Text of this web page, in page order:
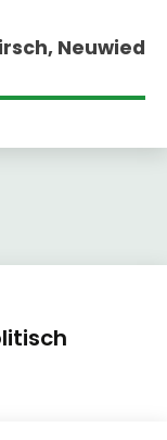
Neuwied